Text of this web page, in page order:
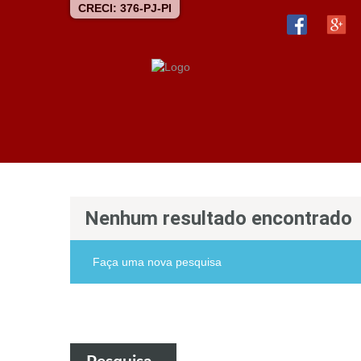
CRECI: 376-PJ-PI
Nenhum resultado encontrado
Faça uma nova pesquisa